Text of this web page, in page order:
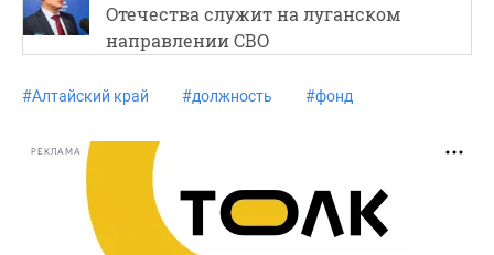
Отечества служит на луганском
направлении СВО
#Алтайский край #должность #фонд
РЕКЛАМА